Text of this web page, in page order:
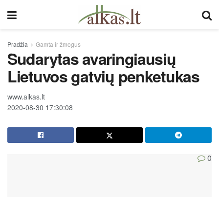
Pradžia Gamta ir žmogus
Sudarytas avaringiausių
Lietuvos gatvių penketukas
www.alkas.lt
2020-08-30 17:30:08
0